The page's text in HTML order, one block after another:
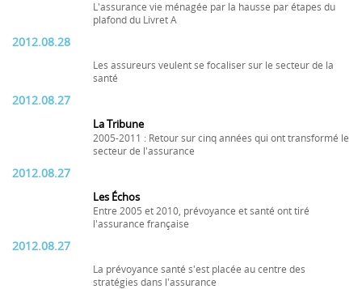
L'assurance vie ménagée par la hausse par étapes du
plafond du Livret A
2012.08.28
Les assureurs veulent se focaliser sur le secteur de la
santé
2012.08.27
La Tribune
2005-2011 : Retour sur cinq années qui ont transformé le
secteur de l'assurance
2012.08.27
Les Échos
Entre 2005 et 2010, prévoyance et santé ont tiré
l'assurance française
2012.08.27
La prévoyance santé s'est placée au centre des
stratégies dans l'assurance